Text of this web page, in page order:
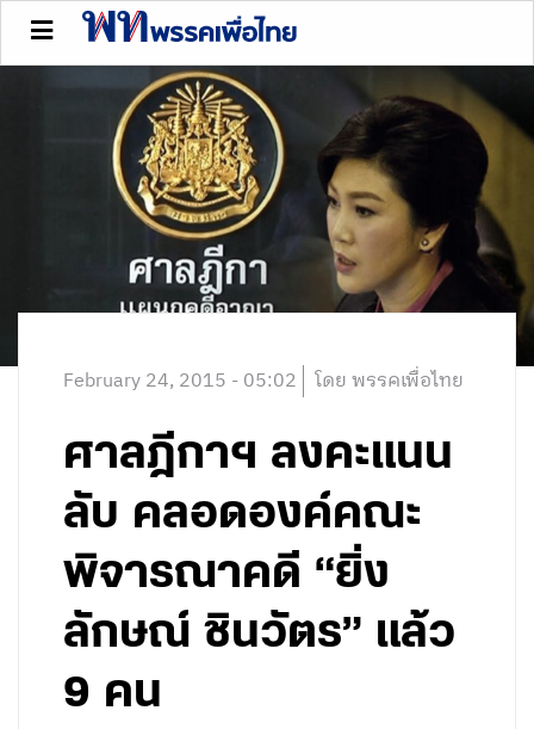
February 24, 2015 - 05:02 โดย พรรคเพื่อไทย
ศาลฎีกาฯ ลงคะแนน
ลับ คลอดองค์คณะ
พิจารณาคดี “ยิ่ง
ลักษณ์ ชินวัตร” แล้ว
9 คน